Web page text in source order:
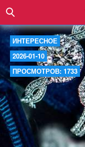
ИНТЕРЕСНОЕ
2026-01-10
ПРОСМОТРОВ: 1733